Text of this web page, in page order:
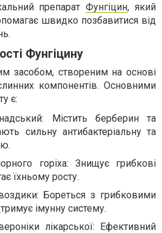
препаратФунгіцин, який
швидко позбавитися від
Фунгіцину
засобом, створеним на основі
компонентів. Основними
є:
Містить берберин та
сильну антибактеріальну та
горіха: Знищує грибкові
їхньому росту.
Бореться з грибковими
імунну систему.
лікарської: Ефективний